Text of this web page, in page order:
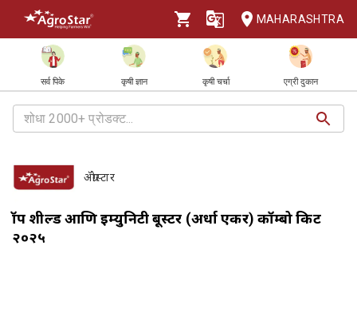
MAHARASHTRA
सर्व पिके कृषी ज्ञान कृषी चर्चा एग्री दुकान
ॲग्रोस्टार
क्रॉप शील्ड आणि इम्युनिटी बूस्टर (अर्धा एकर) कॉम्बो किट
२०२५